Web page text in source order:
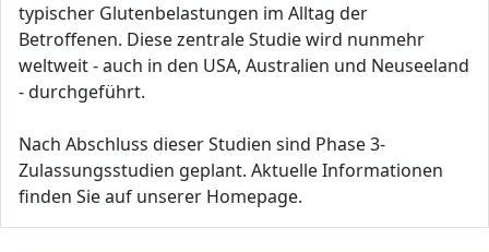
typischer Glutenbelastungen im Alltag der
Betroffenen. Diese zentrale Studie wird nunmehr
weltweit - auch in den USA, Australien und Neuseeland
- durchgeführt.
Nach Abschluss dieser Studien sind Phase 3-
Zulassungsstudien geplant. Aktuelle Informationen
finden Sie auf unserer Homepage.